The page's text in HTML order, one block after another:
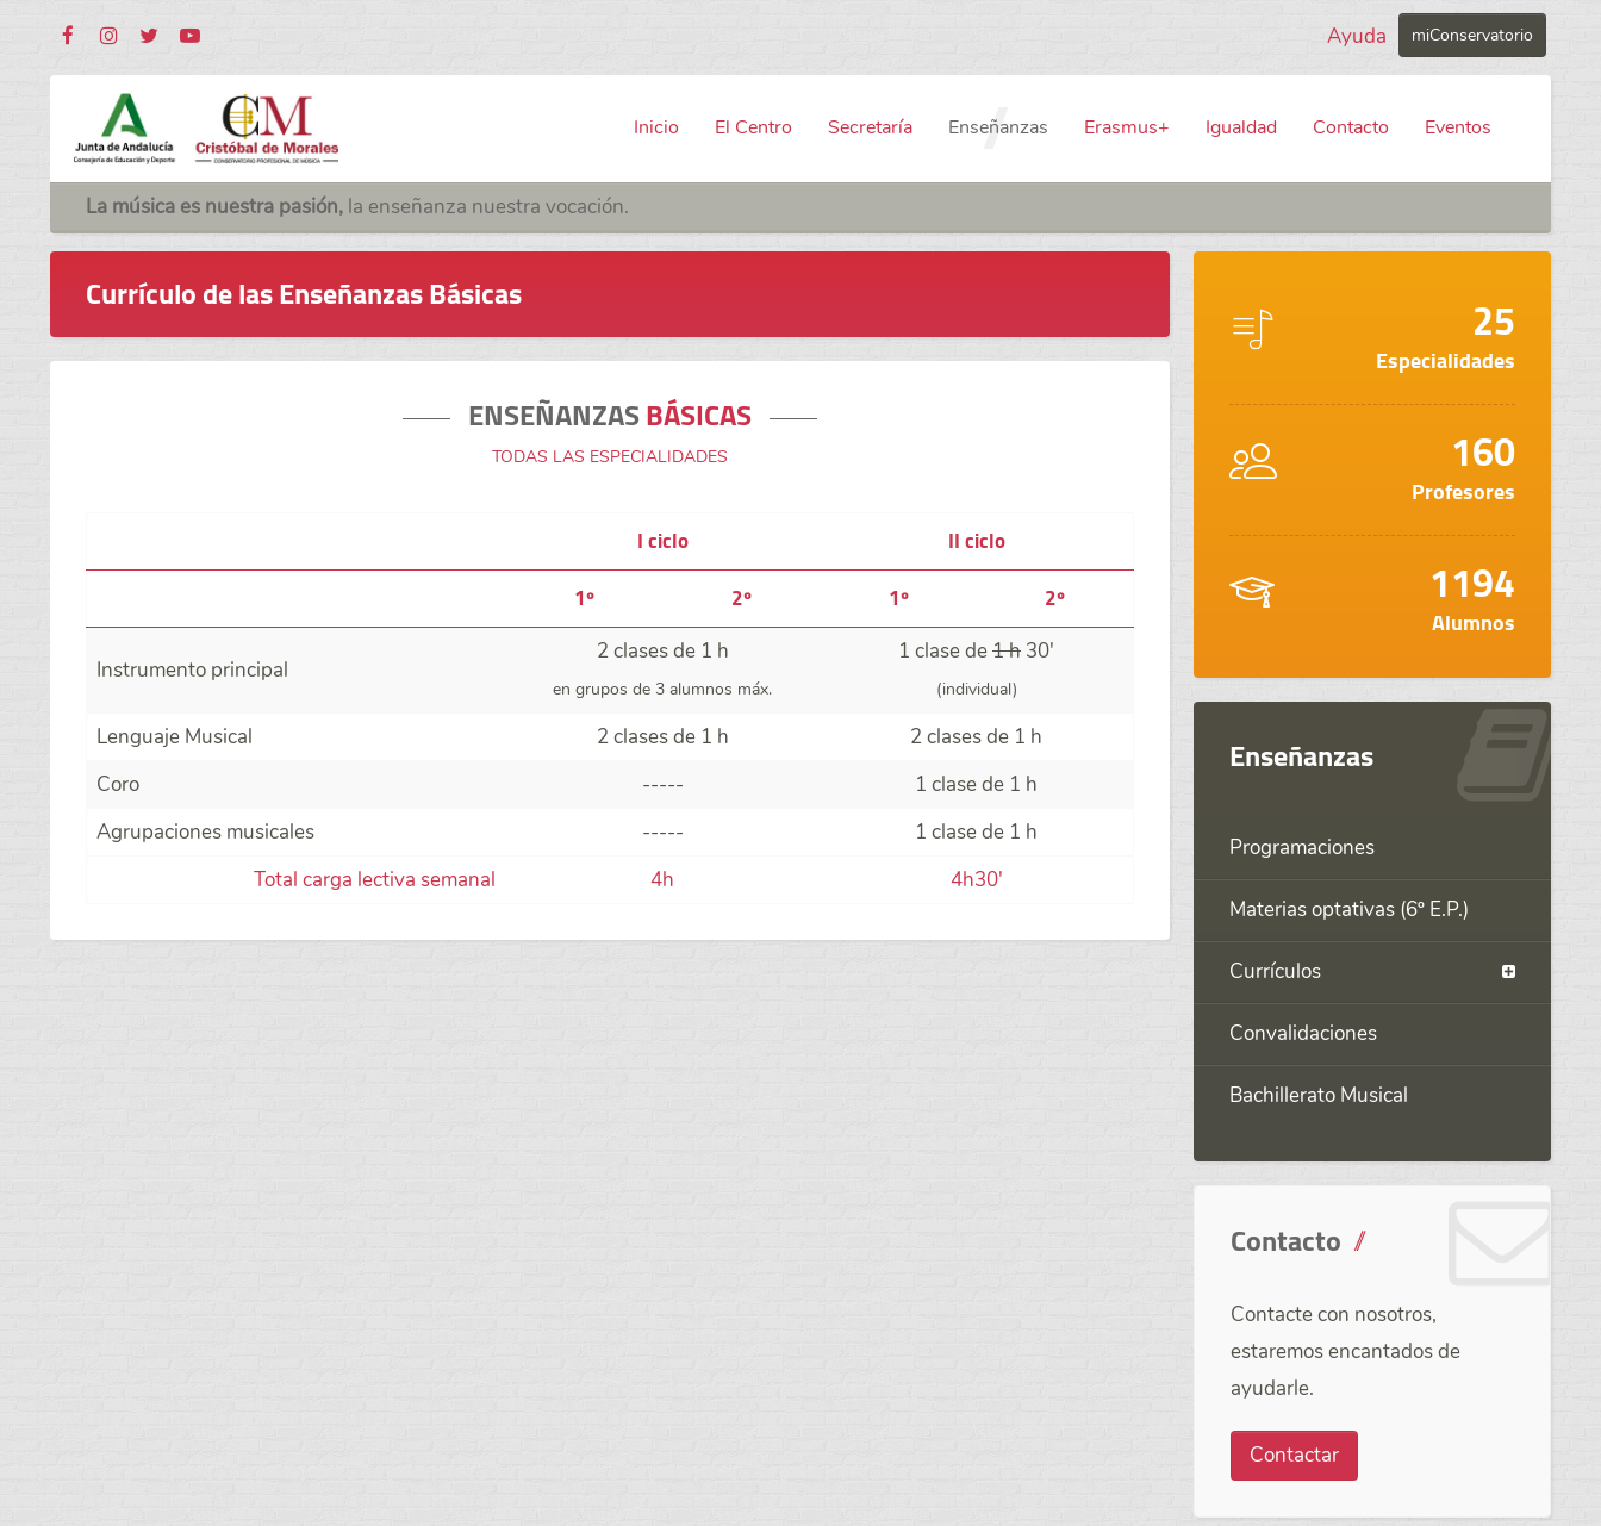
miConservatorio
Ayuda
Inicio El Centro Secretaría Enseñanzas Erasmus+ Igualdad Contacto Eventos
La música es nuestra pasión, la enseñanza nuestra vocación.
Currículo de las Enseñanzas Básicas
ENSEÑANZASBÁSICAS
TODAS LAS ESPECIALIDADES
I ciclo
II ciclo
1º
2º 1º 2º
Instrumento principal
2 clases de 1 h
en grupos de 3 alumnos máx.
1 clase de1 h 30'
(individual)
Lenguaje Musical 2 clases de 1 h
2 clases de 1 h
Coro
-----
1 clase de 1 h
Agrupaciones musicales
-----
1 clase de 1 h
Total carga lectiva semanal
4h 4h30'
25
Especialidades
160
Profesores
1194
Alumnos
Enseñanzas
Programaciones
Materias optativas (6º E.P.)
Currículos
Convalidaciones
Bachillerato Musical
Contacto
Contacte con nosotros,
estaremos encantados de
ayudarle.
Contactar